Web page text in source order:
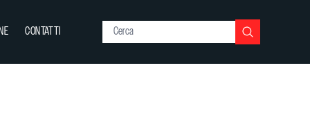
CONTATTI